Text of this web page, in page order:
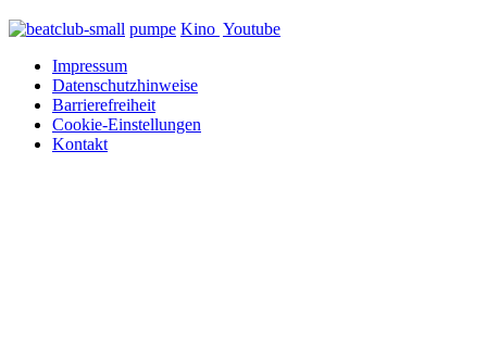
pumpe Kino Youtube
Impressum
Datenschutzhinweise
Barrierefreiheit
Cookie-Einstellungen
Kontakt